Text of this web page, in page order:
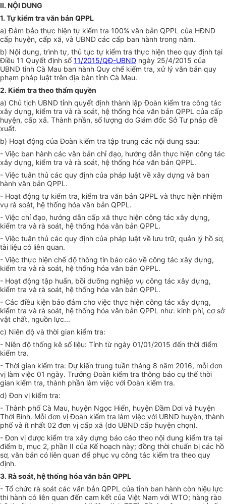
II. NỘI DUNG
1. Tự kiểm tra văn bản QPPL
a) Đảm bảo thực hiện tự kiểm tra 100% văn bản QPPL của HĐND
cấp huyện, cấp xã, và UBND các cấp ban hành trong năm.
b) Nội dung, trình tự, thủ tục tự kiểm tra thực hiện theo quy định tại
Điều 11 Quyết định số11/2015/QĐ-UBND ngày 25/4/2015 của
UBND tỉnh Cà Mau ban hành Quy chế kiểm tra, xử lý văn bản quy
phạm pháp luật trên địa bàn tỉnh Cà Mau.
2. Kiểm tra theo thẩm quyền
a) Chủ tịch UBND tỉnh quyết định thành lập Đoàn kiểm tra công tác
xây dựng, kiểm tra và rà soát, hệ thống hóa văn bản QPPL của cấp
huyện, cấp xã. Thành phần, số lượng do Giám đốc Sở Tư pháp đề
xuất.
b) Hoạt động của Đoàn kiểm tra tập trung các nội dung sau:
- Việc ban hành các văn bản chỉ đạo, hướng dẫn thực hiện công tác
xây dựng, kiểm tra và rà soát, hệ thống hóa văn bản QPPL.
- Việc tuân thủ các quy định của pháp luật về xây dựng và ban
hành văn bản QPPL.
- Hoạt động tự kiểm tra, kiểm tra văn bản QPPL và thực hiện nhiệm
vụ rà soát, hệ thống hóa văn bản QPPL.
- Việc chỉ đạo, hướng dẫn cấp xã thực hiện công tác xây dựng,
kiểm tra và rà soát, hệ thống hóa văn bản QPPL.
- Việc tuân thủ các quy định của pháp luật về lưu trữ, quản lý hồ sơ,
tài liệu có liên quan.
- Việc thực hiện chế độ thông tin báo cáo về công tác xây dựng,
kiểm tra và rà soát, hệ thống hóa văn bản QPPL.
- Hoạt động tập huấn, bồi dưỡng nghiệp vụ công tác xây dựng,
kiểm tra và rà soát, hệ thống hóa văn bản QPPL.
- Các điều kiện bảo đảm cho việc thực hiện công tác xây dựng,
kiểm tra và rà soát, hệ thống hóa văn bản QPPL như: kinh phí, cơ sở
vật chất, nguồn lực...
c) Niên độ và thời gian kiểm tra:
- Niên độ thống kê số liệu: Tính từ ngày 01/01/2015 đến thời điểm
kiểm tra.
- Thời gian kiểm tra: Dự kiến trung tuần tháng 8 năm 2016, mỗi đơn
vị làm việc 01 ngày. Trưởng Đoàn kiểm tra thông báo cụ thể thời
gian kiểm tra, thành phần làm việc với Đoàn kiểm tra.
d) Đơn vị kiểm tra:
- Thành phố Cà Mau, huyện Ngọc Hiển, huyện Đầm Dơi và huyện
Thới Bình. Mỗi đơn vị Đoàn kiểm tra làm việc với UBND huyện, thành
phố và ít nhất 02 đơn vị cấp xã (do UBND cấp huyện chọn).
- Đơn vị được kiểm tra xây dựng báo cáo theo nội dung kiểm tra tại
điểm b, mục 2, phần II của Kế hoạch này; đồng thời chuẩn bị các hồ
sơ, văn bản có liên quan để phục vụ công tác kiểm tra theo quy
định.
3. Rà soát, hệ thống hóa văn bản QPPL
- Tổ chức rà soát các văn bản QPPL của tỉnh ban hành còn hiệu lực
thi hành có liên quan đến cam kết của Việt Nam với WTO; hàng rào